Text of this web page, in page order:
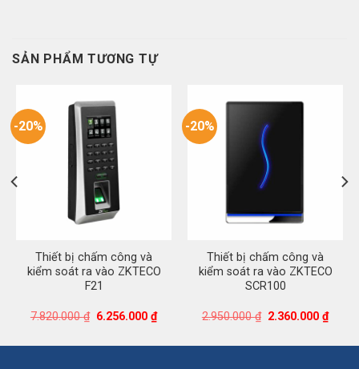
SẢN PHẨM TƯƠNG TỰ
-20%
Thiết bị chấm công và
kiểm soát ra vào ZKTECO
F21
7.820.000₫ Giá
7.820.000 ₫.
6.256.000₫Giá
hiện
là:
-20%
Thiết bị chấm công và
kiểm soát ra vào ZKTECO
SCR100
2.950.000₫ Giá
2.950.000 ₫.
2.360.000₫Giá
hiện
là: